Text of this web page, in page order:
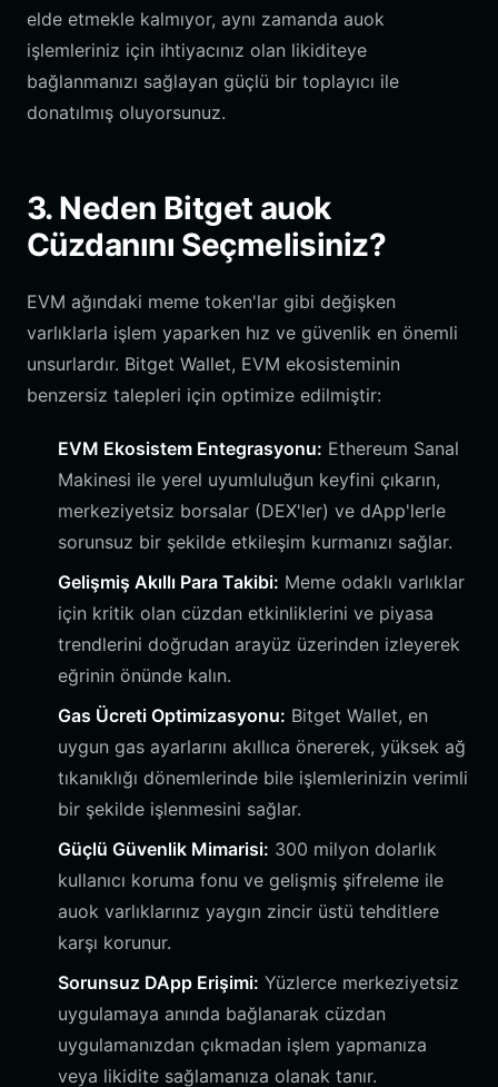
elde etmekle kalmıyor, aynı zamanda auok
işlemleriniz için ihtiyacınız olan likiditeye
bağlanmanızı sağlayan güçlü bir toplayıcı ile
donatılmış oluyorsunuz.
3. Neden Bitget auok
Cüzdanını Seçmelisiniz?
EVM ağındaki meme token'lar gibi değişken
varlıklarla işlem yaparken hız ve güvenlik en önemli
unsurlardır. Bitget Wallet, EVM ekosisteminin
benzersiz talepleri için optimize edilmiştir:
EVM Ekosistem Entegrasyonu: Ethereum Sanal
Makinesi ile yerel uyumluluğun keyfini çıkarın,
merkeziyetsiz borsalar (DEX'ler) ve dApp'lerle
sorunsuz bir şekilde etkileşim kurmanızı sağlar.
Gelişmiş Akıllı Para Takibi: Meme odaklı varlıklar
için kritik olan cüzdan etkinliklerini ve piyasa
trendlerini doğrudan arayüz üzerinden izleyerek
eğrinin önünde kalın.
Gas Ücreti Optimizasyonu: Bitget Wallet, en
uygun gas ayarlarını akıllıca önererek, yüksek ağ
tıkanıklığı dönemlerinde bile işlemlerinizin verimli
bir şekilde işlenmesini sağlar.
Güçlü Güvenlik Mimarisi: 300 milyon dolarlık
kullanıcı koruma fonu ve gelişmiş şifreleme ile
auok varlıklarınız yaygın zincir üstü tehditlere
karşı korunur.
Sorunsuz DApp Erişimi: Yüzlerce merkeziyetsiz
uygulamaya anında bağlanarak cüzdan
uygulamanızdan çıkmadan işlem yapmanıza
veya likidite sağlamanıza olanak tanır.